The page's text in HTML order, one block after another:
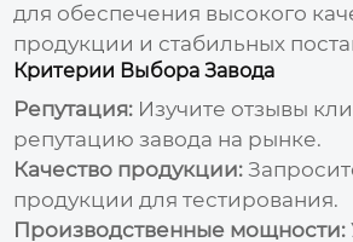
для обеспечения высокого
продукции и стабильных
Критерии Выбора Завода
Репутация: Изучите отзывы
репутацию завода на рынке.
Качество продукции:
продукции для тестирования.
Производственные мощности: